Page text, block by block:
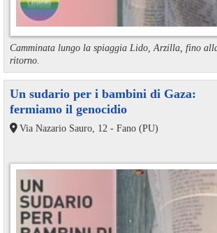
Camminata lungo la spiaggia Lido, Arzilla, fino
ritorno.
Un sudario per i bambini di Gaza:
fermiamo il genocidio
Via Nazario Sauro, 12 - Fano (PU)